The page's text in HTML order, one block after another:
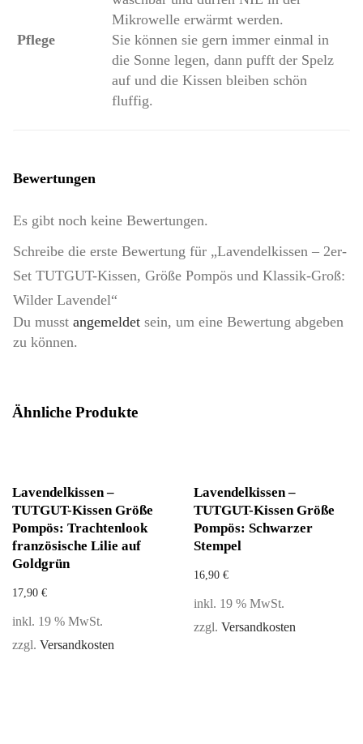
Pflege
Mikrowelle erwärmt werden.
Sie können sie gern immer einmal in
die Sonne legen, dann pufft der Spelz
auf und die Kissen bleiben schön
fluffig.
Bewertungen
Es gibt noch keine Bewertungen.
Schreibe die erste Bewertung für „Lavendelkissen – 2er-
Set TUTGUT-Kissen, Größe Pompös und Klassik-Groß:
Wilder Lavendel“
Du musst angemeldet sein, um eine Bewertung abgeben
zu können.
Ähnliche Produkte
Lavendelkissen –
TUTGUT-Kissen Größe
Pompös: Trachtenlook
französische Lilie auf
Goldgrün
17,90 €
inkl. 19 % MwSt.
zzgl. Versandkosten
Lavendelkissen –
TUTGUT-Kissen Größe
Pompös: Schwarzer
Stempel
16,90 €
inkl. 19 % MwSt.
zzgl. Versandkosten